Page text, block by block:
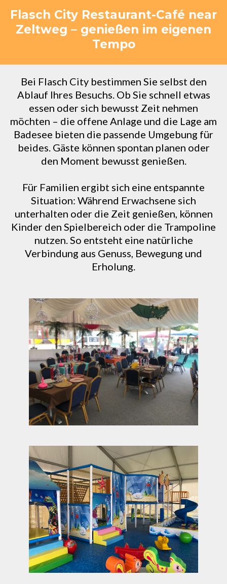
Flasch City Restaurant-Café near
Zeltweg – genießen im eigenen
Tempo
Bei Flasch City bestimmen Sie selbst den
Ablauf Ihres Besuchs. Ob Sie schnell etwas
essen oder sich bewusst Zeit nehmen
möchten – die offene Anlage und die Lage am
Badesee bieten die passende Umgebung für
beides. Gäste können spontan planen oder
den Moment bewusst genießen.
Für Familien ergibt sich eine entspannte
Situation: Während Erwachsene sich
unterhalten oder die Zeit genießen, können
Kinder den Spielbereich oder die Trampoline
nutzen. So entsteht eine natürliche
Verbindung aus Genuss, Bewegung und
Erholung.